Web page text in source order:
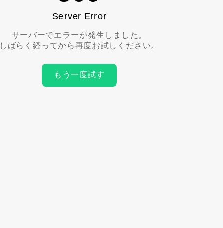
Server Error
サーバーでエラーが発生しました。
しばらく経ってから再度お試しください。
もう一度試す